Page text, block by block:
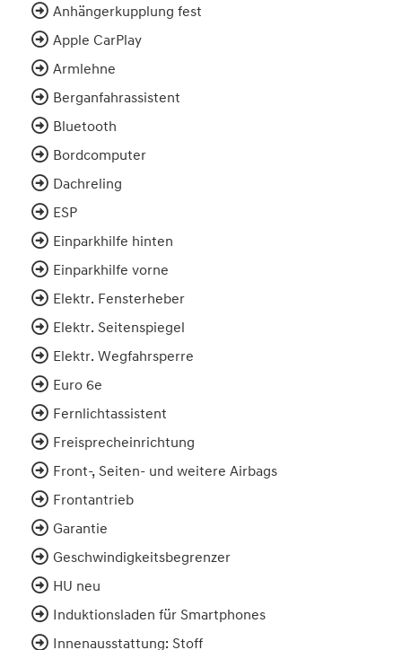
Anhängerkupplung fest
Apple CarPlay
Armlehne
Berganfahrassistent
Bluetooth
Bordcomputer
Dachreling
ESP
Einparkhilfe hinten
Einparkhilfe vorne
Elektr. Fensterheber
Elektr. Seitenspiegel
Elektr. Wegfahrsperre
Euro 6e
Fernlichtassistent
Freisprecheinrichtung
Front-, Seiten- und weitere Airbags
Frontantrieb
Garantie
Geschwindigkeitsbegrenzer
HU neu
Induktionsladen für Smartphones
Innenausstattung: Stoff